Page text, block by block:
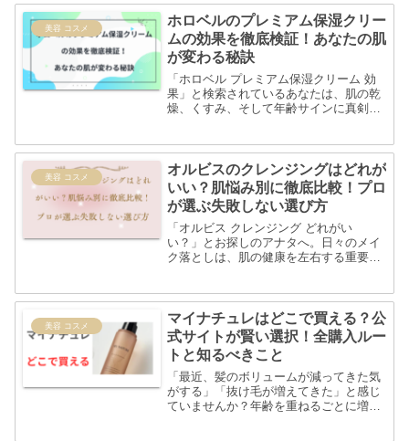
い、既存のスキンケアでは満足できなか
った経験をお持ちかもし...
美容 コスメ
ホロベルのプレミアム保湿クリー
ムの効果を徹底検証！あなたの肌
が変わる秘訣
「ホロベル プレミアム保湿クリーム 効
果」と検索されているあなたは、肌の乾
燥、くすみ、そして年齢サインに真剣に
試してきたものの、なかなか納得のいく
結果が得られず、本当に...
美容 コスメ
オルビスのクレンジングはどれが
いい？肌悩み別に徹底比較！プロ
が選ぶ失敗しない選び方
「オルビス クレンジング どれがい
い？」とお探しのアナタへ。日々のメイ
ク落としは、肌の健康を左右する重要な
合うものを見つけるのは意外と難しいも
のです。本記事では、オルビ...
美容 コスメ
マイナチュレはどこで買える？公
式サイトが賢い選択！全購入ルー
トと知るべきこと
「最近、髪のボリュームが減ってきた気
がする」「抜け毛が増えてきた」と感じ
ていませんか？年齢を重ねるごとに増え